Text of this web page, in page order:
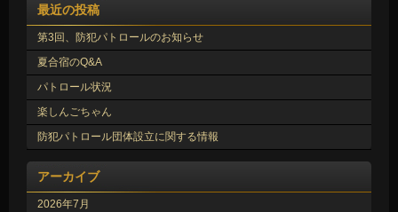
最近の投稿
第3回、防犯パトロールのお知らせ
夏合宿のQ&A
パトロール状況
楽しんごちゃん
防犯パトロール団体設立に関する情報
アーカイブ
2026年7月